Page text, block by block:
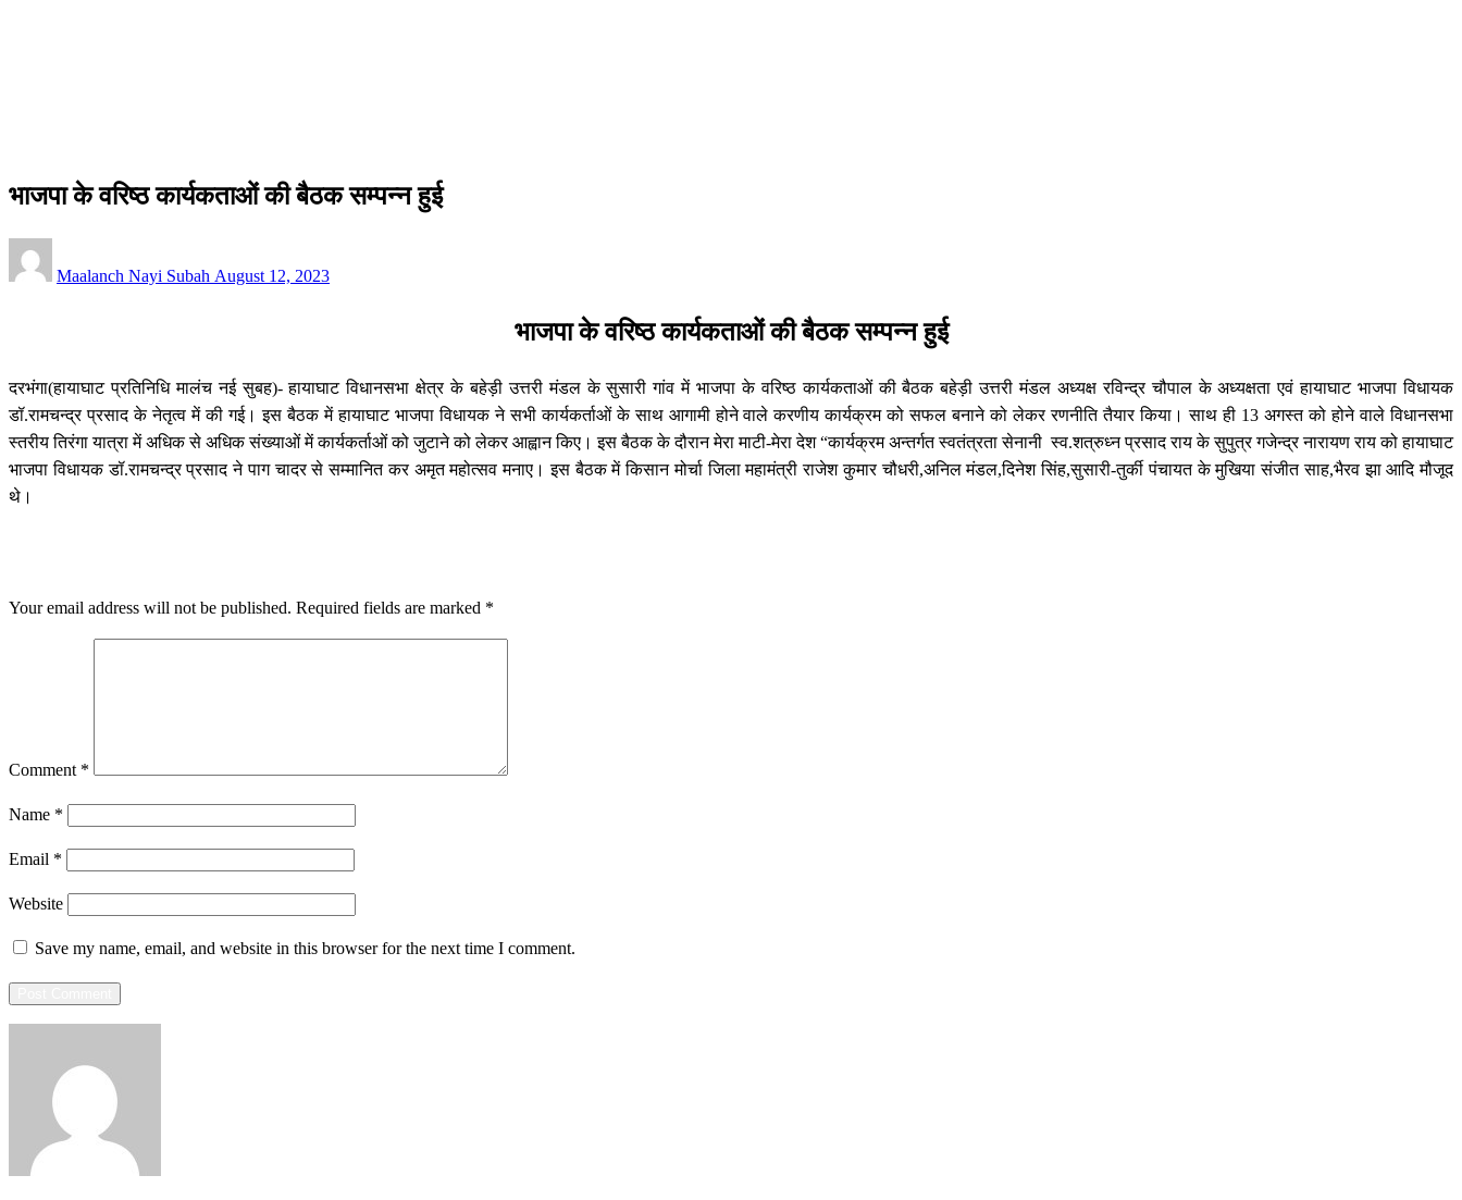
भाजपा के वरिष्ठ कार्यकताओं की बैठक सम्पन्न हुई
Maalanch Nayi Subah on
August 12, 2023
भाजपा के वरिष्ठ कार्यकताओं की बैठक सम्पन्न हुई
दरभंगा(हायाघाट प्रतिनिधि मालंच नई सुबह)- हायाघाट विधानसभा क्षेत्र के बहेड़ी उत्तरी मंडल के सुसारी गांव में भाजपा के वरिष्ठ कार्यकताओं की बैठक बहेड़ी उत्तरी मंडल अध्यक्ष रविन्द्र चौपाल के अध्यक्षता एवं हायाघाट भाजपा विधायक
डॉ.रामचन्द्र प्रसाद के नेतृत्व में की गई। इस बैठक में हायाघाट भाजपा विधायक ने सभी कार्यकर्ताओं के साथ आगामी होने वाले करणीय कार्यक्रम को सफल बनाने को लेकर रणनीति तैयार किया। साथ ही 13 अगस्त को होने वाले विधानसभा
स्तरीय तिरंगा यात्रा में अधिक से अधिक संख्याओं में कार्यकर्ताओं को जुटाने को लेकर आह्वान किए। इस बैठक के दौरान मेरा माटी-मेरा देश “कार्यक्रम अन्तर्गत स्वतंत्रता सेनानी स्व.शत्रुध्न प्रसाद राय के सुपुत्र गजेन्द्र नारायण राय को हायाघाट
भाजपा विधायक डॉ.रामचन्द्र प्रसाद ने पाग चादर से सम्मानित कर अमृत महोत्सव मनाए। इस बैठक में किसान मोर्चा जिला महामंत्री राजेश कुमार चौधरी,अनिल मंडल,दिनेश सिंह,सुसारी-तुर्की पंचायत के मुखिया संजीत साह,भैरव झा आदि मौजूद
थे।
Your email address will not be published. Required fields are marked *
Comment *
Name *
Email *
Website
Save my name, email, and website in this browser for the next time I comment.